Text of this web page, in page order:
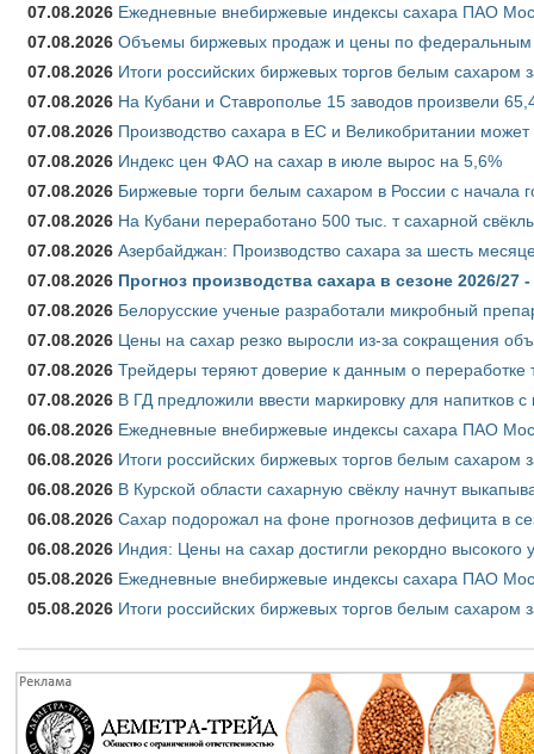
07.08.2026 Ежедневные внебиржевые индексы сахара ПАО
07.08.2026 Объемы биржевых продаж и цены по федеральным
07.08.2026 Итоги российских биржевых торгов белым сахаром
07.08.2026 На Кубани и Ставрополье 15 заводов произвели
07.08.2026 Производство сахара в ЕС и Великобритании
07.08.2026 Индекс цен ФАО на сахар в июле вырос на 5,6%
07.08.2026 Биржевые торги белым сахаром в России с начала
07.08.2026 На Кубани переработано 500 тыс. т сахарной
07.08.2026 Азербайджан: Производство сахара за шесть
07.08.2026 Прогноз производства сахара в сезоне 2026/
07.08.2026 Белорусские ученые разработали микробный
07.08.2026 Цены на сахар резко выросли из-за сокращения
07.08.2026 Трейдеры теряют доверие к данным о переработке
07.08.2026 В ГД предложили ввести маркировку для напитков
06.08.2026 Ежедневные внебиржевые индексы сахара ПАО
06.08.2026 Итоги российских биржевых торгов белым сахаром
06.08.2026 В Курской области сахарную свёклу начнут
06.08.2026 Сахар подорожал на фоне прогнозов дефицита в
06.08.2026 Индия: Цены на сахар достигли рекордно высокого
05.08.2026 Ежедневные внебиржевые индексы сахара ПАО
05.08.2026 Итоги российских биржевых торгов белым сахаром